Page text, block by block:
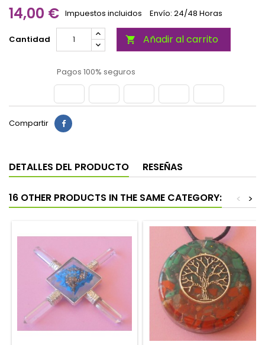
14,00 € Impuestos incluidos Envío: 24/48 Horas
Cantidad  Añadir al carrito
Pagos 100% seguros
Compartir
DETALLES DEL PRODUCTO RESEÑAS
16 OTHER PRODUCTS IN THE SAME CATEGORY: >
<